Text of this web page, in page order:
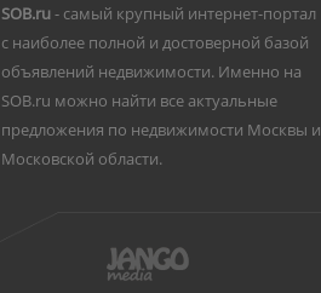
SOB.ru- самый крупный интернет-портал
с наиболее полной и достоверной базой
объявлений недвижимости. Именно на
SOB.ru можно найти все актуальные
предложения по недвижимости Москвы и
Московской области.